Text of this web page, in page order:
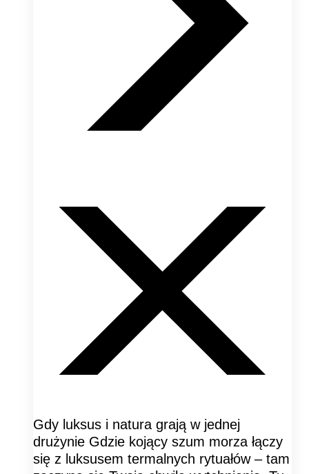
Gdy luksus i natura grają w jednej
drużynie Gdzie kojący szum morza łączy
się z luksusem termalnych rytuałów – tam